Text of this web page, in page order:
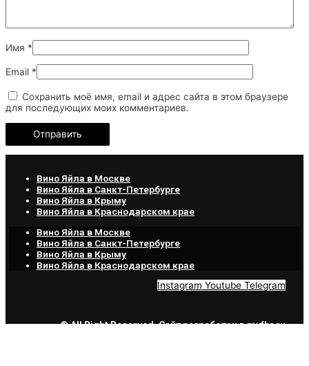
Имя *
Email *
Сохранить моё имя, email и адрес сайта в этом браузере
для последующих моих комментариев.
Вино Яйла в Москве
Вино Яйла в Санкт-Петербурге
Вино Яйла в Крыму
Вино Яйла в Краснодарском крае
Вино Яйла в Москве
Вино Яйла в Санкт-Петербурге
Вино Яйла в Крыму
Вино Яйла в Краснодарском крае
Instagram Youtube Telegram
© All Right Reserved. Сайт разработан вmyfbr.ru